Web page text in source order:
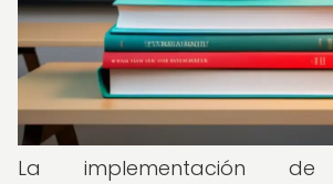
La implementación de